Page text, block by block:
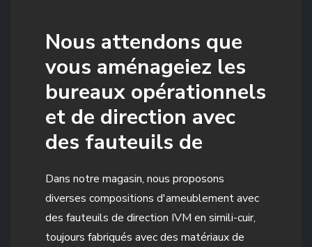
Nous attendons que
vous aménageiez les
bureaux opérationnels
et de direction avec
des fauteuils de
Dans notre magasin, nous proposons
diverses compositions d'ameublement avec
des fauteuils de direction IVM en simili-cuir,
toujours fabriqués avec des matériaux de